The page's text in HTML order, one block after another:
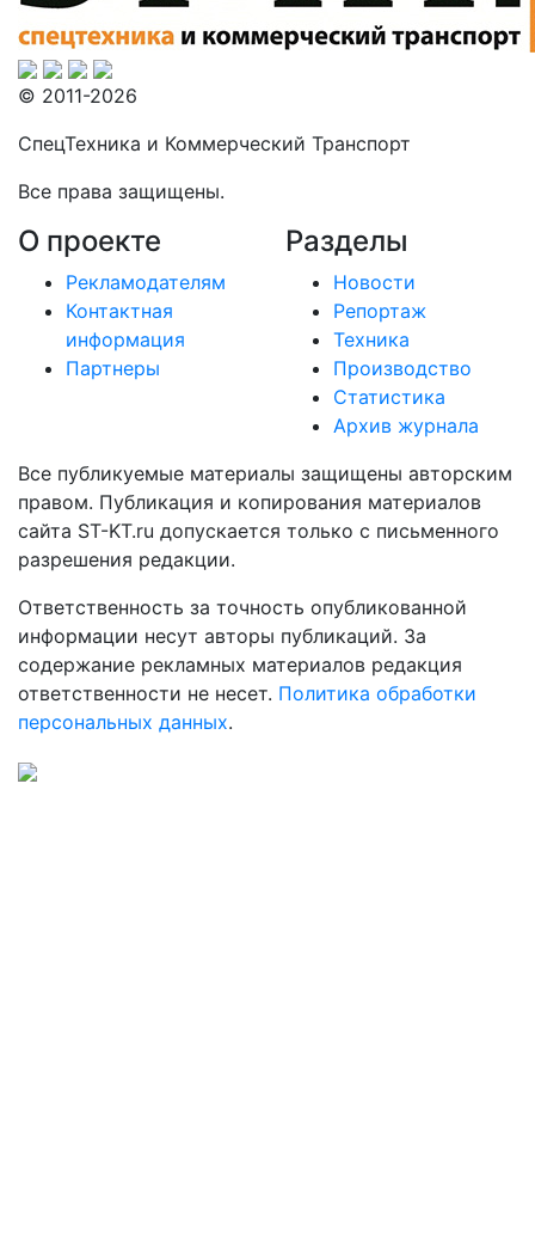
© 2011-2026
СпецТехника и Коммерческий Транспорт
Все права защищены.
О проекте
Рекламодателям
Контактная
информация
Партнеры
Разделы
Новости
Репортаж
Техника
Производство
Статистика
Архив журнала
Все публикуемые материалы защищены авторским
правом. Публикация и копирования материалов
сайта ST-KT.ru допускается только с письменного
разрешения редакции.
Ответственность за точность опубликованной
информации несут авторы публикаций. За
содержание рекламных материалов редакция
ответственности не несет. Политика обработки
персональных данных.